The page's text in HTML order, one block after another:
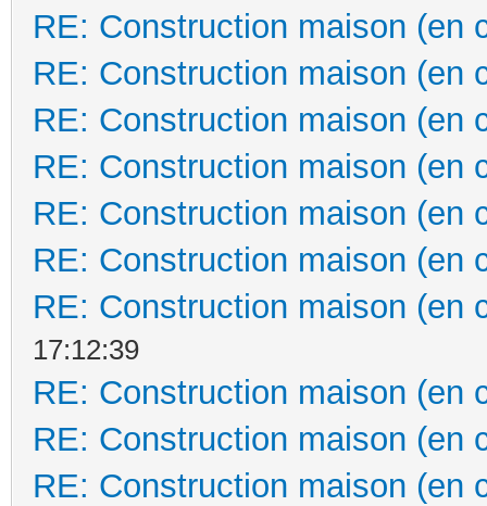
RE: Construction maison (en
RE: Construction maison (en
RE: Construction maison (en
RE: Construction maison (en
RE: Construction maison (en
RE: Construction maison (en
RE: Construction maison (en
17:12:39
RE: Construction maison (en
RE: Construction maison (en
RE: Construction maison (en